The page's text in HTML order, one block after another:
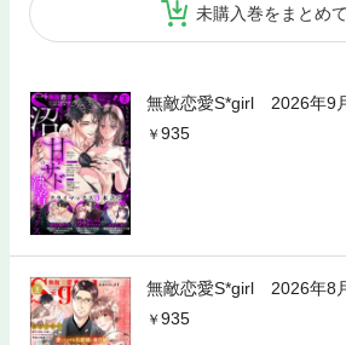
未購入巻をまとめ
無敵恋愛S*girl 2026年9
935
無敵恋愛S*girl 2026年8
935